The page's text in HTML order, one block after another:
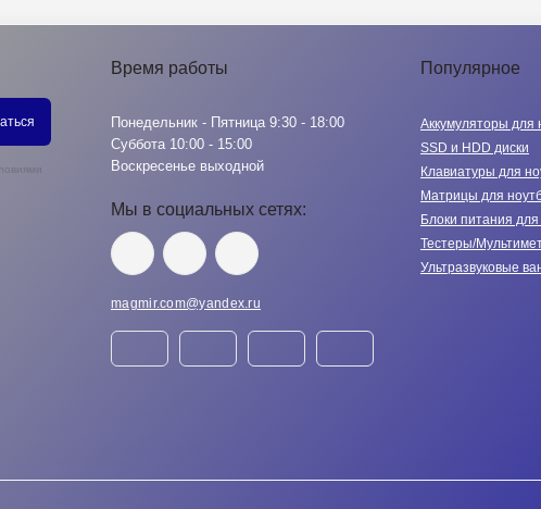
Время работы
Понедельник - Пятница 9:30 - 18:00
Суббота 10:00 - 15:00
Воскресенье выходной
Мы в социальных сетях:
magmir.com@yandex.ru
Популярное
Аккумуляторы для
SSD и HDD диски
Клавиатуры для
Матрицы для
Блоки питания для
Тестеры/
Ультразвуковые